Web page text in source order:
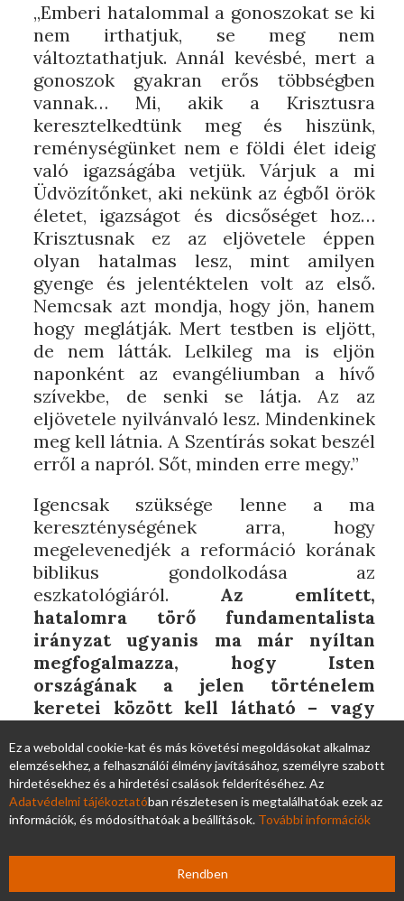
„Emberi hatalommal a gonoszokat se ki
nem irthatjuk, se meg nem
változtathatjuk. Annál kevésbé, mert a
gonoszok gyakran erős többségben
vannak… Mi, akik a Krisztusra
keresztelkedtünk meg és hiszünk,
reménységünket nem e földi élet ideig
való igazságába vetjük. Várjuk a mi
Üdvözítőnket, aki nekünk az égből örök
életet, igazságot és dicsőséget hoz…
Krisztusnak ez az eljövetele éppen
olyan hatalmas lesz, mint amilyen
gyenge és jelentéktelen volt az első.
Nemcsak azt mondja, hogy jön, hanem
hogy meglátják. Mert testben is eljött,
de nem látták. Lelkileg ma is eljön
naponként az evangéliumban a hívő
szívekbe, de senki se látja. Az az
eljövetele nyilvánvaló lesz. Mindenkinek
meg kell látnia. A Szentírás sokat beszél
erről a napról. Sőt, minden erre megy.”
Igencsak szüksége lenne a ma
kereszténységének arra, hogy
megelevenedjék a reformáció korának
biblikus gondolkodása az
eszkatológiáról. Az említett,
hatalomra törő fundamentalista
irányzat ugyanis ma már nyíltan
megfogalmazza, hogy Isten
országának a jelen történelem
keretei között kell látható – vagy
valósággá lennie.A már idézett Jörg
Zink írja: „Ha a Lélek vezérel bennünket,
akkor nem olyan uralomban
reménykedünk, amely majd egyszer
könyörgünk, hogy Isten országa épüljön
bele e föld uralmi rendszereibe.” (I. m.,
Ez a weboldal cookie-kat és más követési megoldásokat alkalmaz
elemzésekhez, a felhasználói élmény javításához, személyre szabott
hirdetésekhez és a hirdetési csalások felderítéséhez. Az
Adatvédelmi tájékoztatóban részletesen is megtalálhatóak ezek az
információk, és módosíthatóak a beállítások. További információk
Rendben